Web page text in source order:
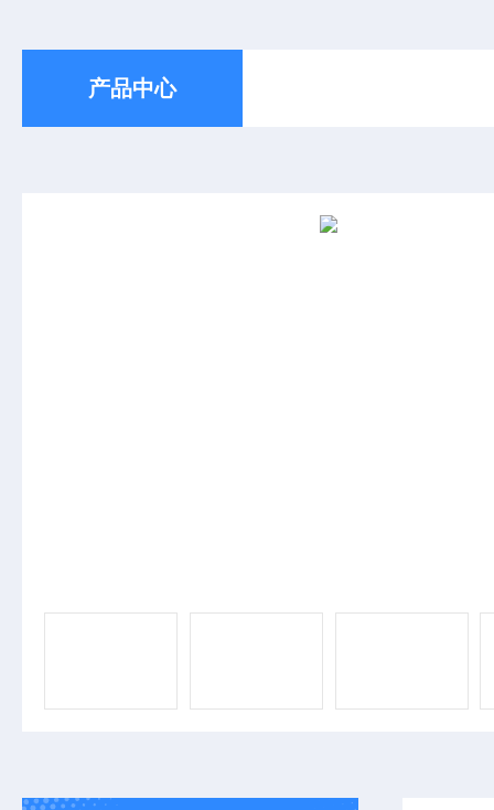
产品中心